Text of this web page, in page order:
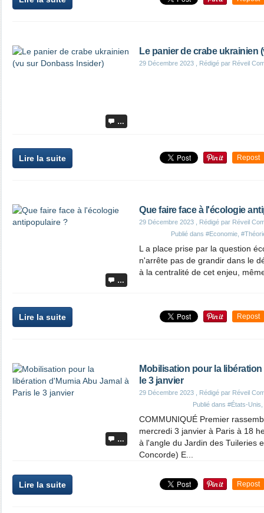
…
Le panier de crabe ukrainien
29 Décembre 2023 , Rédigé par Réveil
Lire la suite Repost
…
Que faire face à l'écologie
29 Décembre 2023 , Rédigé par Réveil
Publié dans #Economie
L a place prise par la question
n'arrête pas de grandir dans le
à la centralité de cet enjeu,
Lire la suite Repost
…
Mobilisation pour la
le 3 janvier
29 Décembre 2023 , Rédigé par Réveil
Publié dans #États-Unis
COMMUNIQUÉ Premier
mercredi 3 janvier à Paris à 18
à l'angle du Jardin des Tuileries
Concorde) E...
Lire la suite Repost